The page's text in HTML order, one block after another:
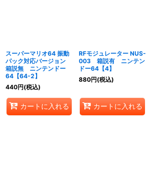
スーパーマリオ64 振動
パック対応バージョン
箱説無 ニンテンドー
64【64-2】
440円(税込)
カートに入れる
RFモジュレーター NUS-
003 箱説有 ニンテン
ドー64【4】
880円(税込)
カートに入れる